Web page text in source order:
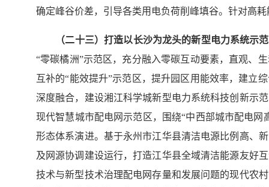
确定峰谷价差，引导各类用电负荷削峰填谷。针对高
（二十三）打造以长沙为龙头的新型电力系统示
“零碳橘洲”示范区，充分融入零碳互动要素，直观、
互补的“能效提升”示范区，提升园区用能效率，建立
深度融合，建设湘江科学城新型电力系统科技创新示
现代智慧城市配电网示范区，围绕“中西部城市配电
形态体系演进。基于永州市江华县清洁电源比例高、
及网源协调建设运行，打造江华县全域清洁能源友好
技术与新型技术治理配电网存量和发展问题的现代农